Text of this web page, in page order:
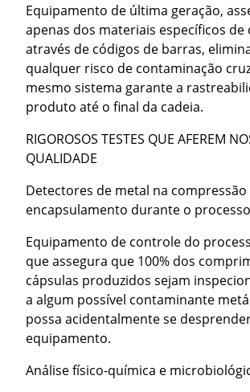
Equipamento de última geração,
apenas dos materiais específicos
através de códigos de barras,
qualquer risco de contaminação
mesmo sistema garante a
produto até o final da cadeia.
RIGOROSOS TESTES QUE AFEREM
QUALIDADE
Detectores de metal na compressão
encapsulamento durante o
Equipamento de controle do
que assegura que 100% dos
cápsulas produzidos sejam
a algum possível contaminante
possa acidentalmente se
equipamento.
Análise físico-química e